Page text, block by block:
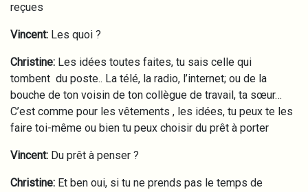
reçues
Vincent: Les quoi ?
Christine: Les idées toutes faites, tu sais celle qui
tombent du poste.. La télé, la radio, l’internet; ou de la
bouche de ton voisin de ton collègue de travail, ta sœur…
C’est comme pour les vêtements , les idées, tu peux te les
faire toi-même ou bien tu peux choisir du prêt à porter
Vincent: Du prêt à penser ?
Christine: Et ben oui, si tu ne prends pas le temps de